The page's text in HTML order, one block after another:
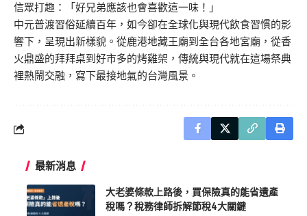
信眾打趣：「好兄弟應該也會喜歡這一味！」
中元普渡習俗延續百年，如今卻在全球化與現代飲食習慣的影
響下，呈現出新樣貌。從鹿港地藏王廟到全台各地宮廟，從香
火鼎盛的拜拜桌到好市多的烤雞架，傳統與現代就在這場祭典
裡熱鬧交融，寫下最接地氣的台灣風景。
最新消息
大老婆條款上路後，買保險真的能省遺產
稅嗎？稅務律師拆解節稅4大關鍵